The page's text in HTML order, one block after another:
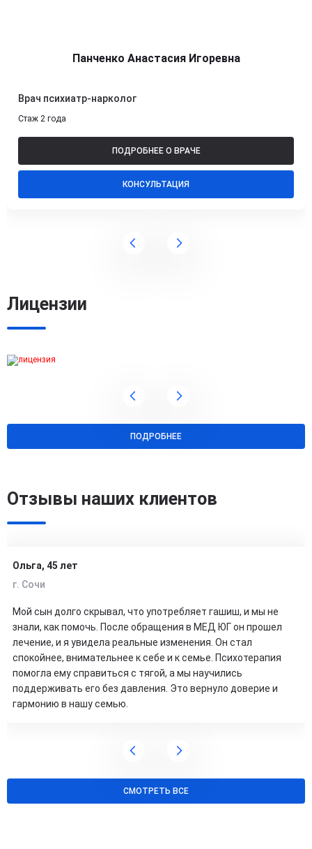
Панченко Анастасия Игоревна
Врач психиатр-нарколог
Стаж 2 года
ПОДРОБНЕЕ О ВРАЧЕ
КОНСУЛЬТАЦИЯ
Лицензии
ПОДРОБНЕЕ
Отзывы наших клиентов
Ольга, 45 лет
г. Сочи
Мой сын долго скрывал, что употребляет гашиш, и мы не
знали, как помочь. После обращения в МЕД ЮГ он прошел
лечение, и я увидела реальные изменения. Он стал
спокойнее, внимательнее к себе и к семье. Психотерапия
помогла ему справиться с тягой, а мы научились
поддерживать его без давления. Это вернуло доверие и
гармонию в нашу семью.
СМОТРЕТЬ ВСЕ